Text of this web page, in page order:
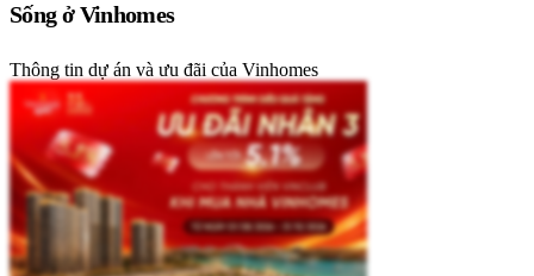
Sống ở Vinhomes
Thông tin dự án và ưu đãi của Vinhomes